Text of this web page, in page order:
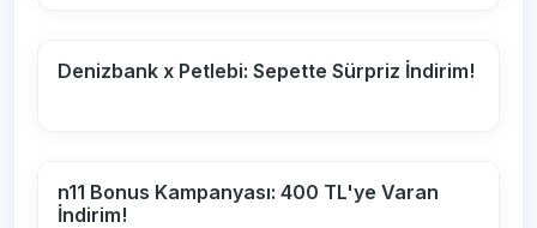
Denizbank x Petlebi: Sepette Sürpriz İndirim!
n11 Bonus Kampanyası: 400 TL'ye Varan
İndirim!